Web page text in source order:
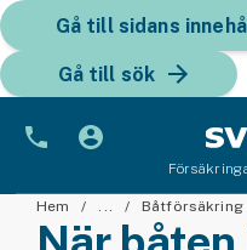
Gå till sidans
Gå till sök
Bil
Hem ... Båtförsäkring